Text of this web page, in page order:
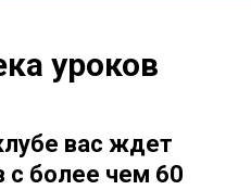
уроков
вас ждет
с более чем 60